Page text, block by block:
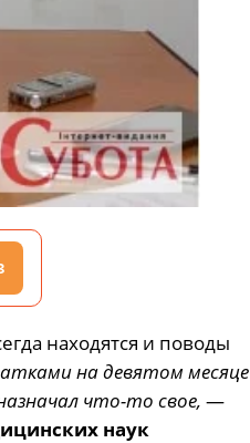
находятся и поводы
на девятом месяце
что-то свое, —
наук